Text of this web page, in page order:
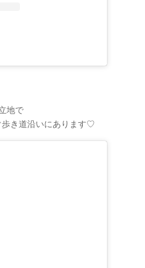
地で
歩き道沿いにあります♡